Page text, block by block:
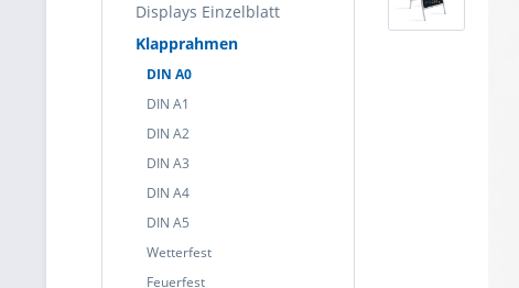
Displays Einzelblatt
Klapprahmen
DIN A0
DIN A1
DIN A2
DIN A3
DIN A4
DIN A5
Wetterfest
Feuerfest